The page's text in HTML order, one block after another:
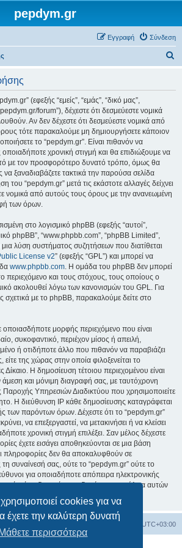
cookies για να
έχετε την καλύτερη δυνατή
Μάθετε περισσότερα
pepdym.gr
Σύνδεση
Εγγραφή
(εφεξής “εμείς”, “εμάς”, “δικό μας”,
forum”), δέχεστε ότι δεσμεύεστε νομικά
Αν δεν δέχεστε ότι δεσμεύεστε νομικά από
τότε παρακαλούμε μη δημιουργήσετε κάποιον
το “pepdym.gr”. Είναι πιθανόν να
χρονική στιγμή και θα επιδιώξουμε να
με τον προσφορότερο δυνατό τρόπο, όμως θα
ξαναδιαβάζετε τακτικά την παρούσα σελίδα
του “pepdym.gr” μετά τις εκάστοτε αλλαγές δείχνει
νομικά από αυτούς τους όρους με την ανανεωμένη
των όρων.
στο λογισμικό phpBB (εφεξής “αυτοί”,
phpBB”, “www.phpbb.com”, “phpBB Limited”,
λύση συστήματος συζητήσεων που διατίθεται
License v2” (εφεξής “GPL”) και μπορεί να
www.phpbb.com. Η ομάδα του phpBB δεν μπορεί
περιεχόμενο και τους στόχους, τους οποίους ο
ακολουθεί λόγω των κανονισμών του GPL. Για
σχετικά με το phpBB, παρακαλούμε δείτε στο
οποιασδήποτε μορφής περιεχόμενο που είναι
συκοφαντικό, περιέχον μίσος ή απειλή,
ή οτιδήποτε άλλο που πιθανόν να παραβιάζει
της χώρας στην οποία φιλοξενείται το
Δίκαιο. Η δημοσίευση τέτοιου περιεχομένου είναι
και μόνιμη διαγραφή σας, με ταυτόχρονη
Υπηρεσιών Διαδικτύου που χρησιμοποιείτε
Η διεύθυνση IP κάθε δημοσίευσης καταγράφεται
των παρόντων όρων. Δέχεστε ότι το “pepdym.gr”
να επεξεργαστεί, να μετακινήσει ή να κλείσει
χρονική στιγμή επιλέξει. Σαν μέλος δέχεστε
έχετε εισάγει αποθηκεύονται σε μια βάση
πληροφορίες δεν θα αποκαλυφθούν σε
συναίνεσή σας, ούτε το “pepdym.gr” ούτε το
για οποιαδήποτε απόπειρα ηλεκτρονικής
είναι δυνατόν να οδηγήσει σε απώλεια αυτών
UTC+03:00